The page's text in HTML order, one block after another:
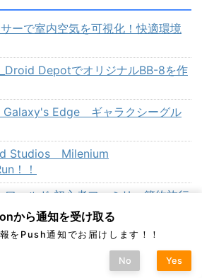
ーで室内空気を可視化！快適環境
DepotでオリジナルBB-8を作
Galaxy's Edge ギャラクシーグル
Studios Milenium
！！
ワールド 初心者ファミリー節約旅行
から通知を受け取る
をPush通知でお届けします！！
No Yes